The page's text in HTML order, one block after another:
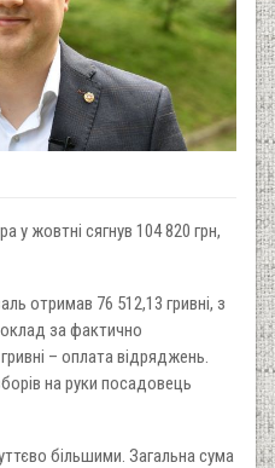
у жовтні сягнув 104 820 грн,
отримав 76 512,13 гривні, з
оклад за фактично
– оплата відряджень.
на руки посадовець
більшими. Загальна сума